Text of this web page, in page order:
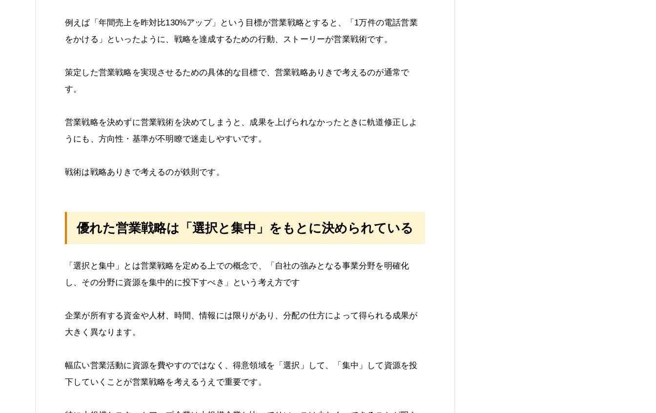
例えば「年間売上を昨対比130%アップ」という目標が営業戦略とすると、「1万件の電話営業
をかける」といったように、戦略を達成するための行動、ストーリーが営業戦術です。
策定した営業戦略を実現させるための具体的な目標で、営業戦略ありきで考えるのが通常で
す。
営業戦略を決めずに営業戦術を決めてしまうと、成果を上げられなかったときに軌道修正しよ
うにも、方向性・基準が不明瞭で迷走しやすいです。
戦術は戦略ありきで考えるのが鉄則です。
優れた営業戦略は「選択と集中」をもとに決められている
「選択と集中」とは営業戦略を定める上での概念で、「自社の強みとなる事業分野を明確化
し、その分野に資源を集中的に投下すべき」という考え方です
企業が所有する資金や人材、時間、情報には限りがあり、分配の仕方によって得られる成果が
大きく異なります。
幅広い営業活動に資源を費やすのではなく、得意領域を「選択」して、「集中」して資源を投
下していくことが営業戦略を考えるうえで重要です。